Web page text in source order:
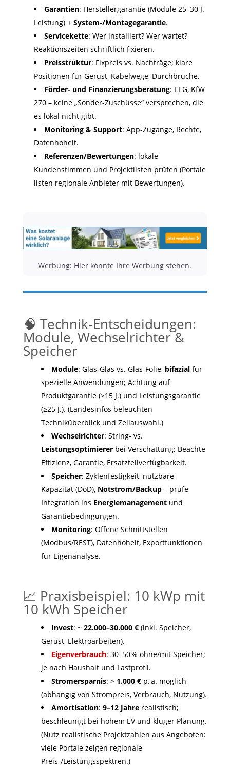
Garantien: Herstellergarantie (Module 25–30 J.
Leistung) + System‑/Montagegarantie.
Servicekette: Wer installiert? Wer wartet?
Reaktionszeiten schriftlich fixieren.
Preisstruktur: Fixpreis vs. Nachträge; klare
Positionen für Gerüst, Kabelwege, Durchbrüche.
Förder‑ und Finanzierungsberatung: EEG, KfW
270 – keine „Sonder‑Zuschüsse“ versprechen, die
es lokal nicht gibt.
Monitoring & Support: App‑Zugänge, Rechte,
Datenhoheit.
Referenzen/Bewertungen: lokale
Kundenstimmen und Projektlisten prüfen (Portale
listen regionale Anbieter mit Bewertungen).
Werbung: Hier könnte Ihre Werbung stehen.
🧠 Technik‑Entscheidungen:
Module, Wechselrichter &
Speicher
Module: Glas‑Glas vs. Glas‑Folie, bifazialfür
spezielle Anwendungen; Achtung auf
Produktgarantie (≥15 J.) und Leistungsgarantie
(≥25 J.). (Landesinfos beleuchten
Techniküberblick und Zellauswahl.)
Wechselrichter: String‑ vs.
Leistungsoptimiererbei Verschattung; Beachte
Effizienz, Garantie, Ersatzteilverfügbarkeit.
Speicher: Zyklenfestigkeit, nutzbare
Kapazität (DoD), Notstrom/Backup– prüfe
Integration ins Energiemanagementund
Garantiebedingungen.
Monitoring: Offene Schnittstellen
(Modbus/REST), Datenhoheit, Exportfunktionen
für Eigenanalyse.
📈 Praxisbeispiel: 10 kWp mit
10 kWh Speicher
Invest: ~ 22.000–30.000 €(inkl. Speicher,
Gerüst, Elektroarbeiten).
Eigenverbrauch: 30–50 % ohne/mit Speicher;
je nach Haushalt und Lastprofil.
Stromersparnis: > 1.000 €p. a. möglich
(abhängig von Strompreis, Verbrauch, Nutzung).
Amortisation: 9–12 Jahrerealistisch;
beschleunigt bei hohem EV und kluger Planung.
(Nutz realistische Projektzahlen aus Angeboten:
viele Portale zeigen regionale
Preis-/Leistungsspektren.)